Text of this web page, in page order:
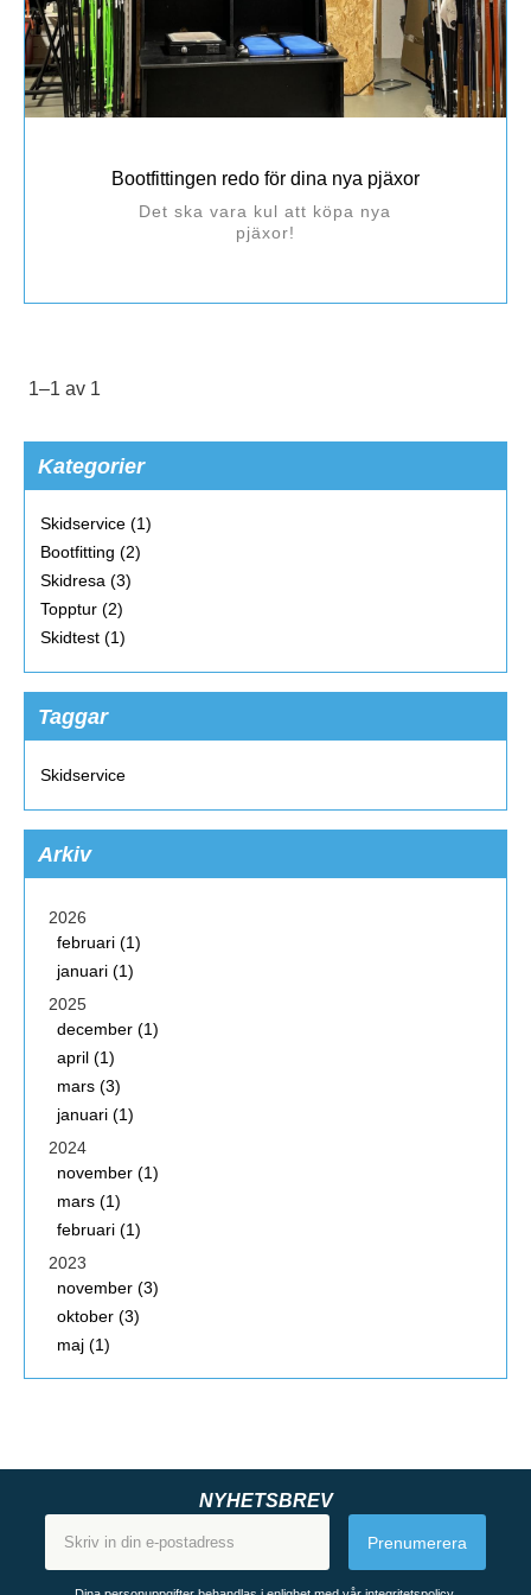
Bootfittingen redo för dina nya pjäxor
Det ska vara kul att köpa nya
pjäxor!
1–1 av 1
Kategorier
Skidservice (1)
Bootfitting (2)
Skidresa (3)
Topptur (2)
Skidtest (1)
Taggar
Skidservice
Arkiv
2026
februari (1)
januari (1)
2025
december (1)
april (1)
mars (3)
januari (1)
2024
november (1)
mars (1)
februari (1)
2023
november (3)
oktober (3)
maj (1)
NYHETSBREV
Prenumerera